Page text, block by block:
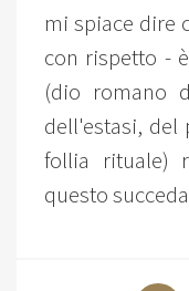
mi spiace dire
con rispetto -
(dio romano
dell'estasi, del
follia rituale)
questo